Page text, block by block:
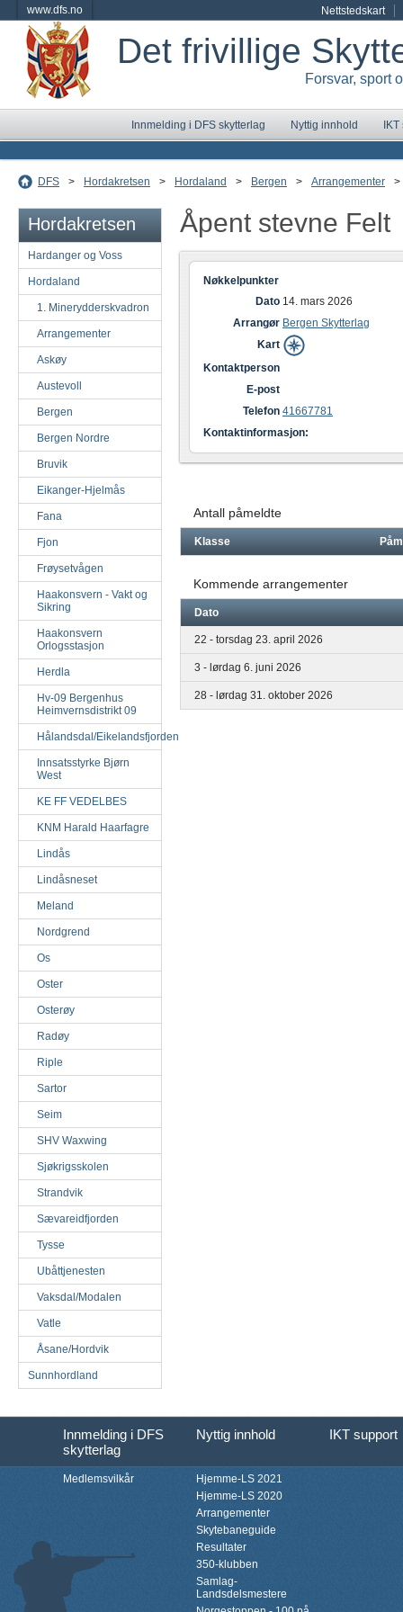
www.dfs.no Nettstedskart
Det frivillige
Forsvar, sport
Innmelding i DFS skytterlag Nyttig innhold
DFS > Hordakretsen > Hordaland > Bergen > Arrangementer >
Hordakretsen
Hardanger og Voss
Hordaland
1. Minerydderskvadron
Arrangementer
Askøy
Austevoll
Bergen
Bergen Nordre
Bruvik
Eikanger-Hjelmås
Fana
Fjon
Frøysetvågen
Haakonsvern - Vakt og
Sikring
Haakonsvern
Orlogsstasjon
Herdla
Hv-09 Bergenhus
Heimvernsdistrikt 09
Hålandsdal/Eikelandsfjorden
Innsatsstyrke Bjørn
West
KE FF VEDELBES
KNM Harald Haarfagre
Lindås
Lindåsneset
Meland
Nordgrend
Os
Oster
Osterøy
Radøy
Riple
Sartor
Seim
SHV Waxwing
Sjøkrigsskolen
Strandvik
Sævareidfjorden
Tysse
Ubåttjenesten
Vaksdal/Modalen
Vatle
Åsane/Hordvik
Sunnhordland
Åpent stevne Felt
Nøkkelpunkter
Dato 14. mars 2026
Arrangør Bergen Skytterlag
Kart
Kontaktperson
E-post
Telefon 41667781
Kontaktinformasjon:
Antall påmeldte
Klasse
Kommende arrangementer
Dato
22 - torsdag 23. april 2026
3 - lørdag 6. juni 2026
28 - lørdag 31. oktober 2026
Innmelding i DFS
skytterlag
Nyttig innhold IKT support
Medlemsvilkår
Hjemme-LS 2021
Hjemme-LS 2020
Arrangementer
Skytebaneguide
Resultater
350-klubben
Samlag-
Landsdelsmestere